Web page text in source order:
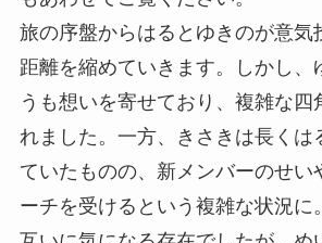
旅の序盤からはるとゆきのが意気
距離を縮めていきます。しかし、
うも想いを寄せており、複雑な四
れました。一方、きさきは長くは
ていたものの、新メンバーのせい
ーチを受けるという複雑な状況に